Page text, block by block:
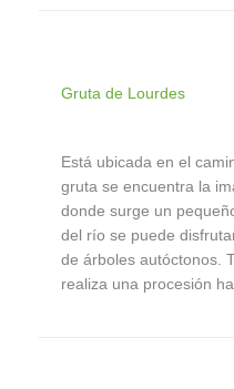
Gruta de Lourdes
Está ubicada en el
gruta se encuentra la
donde surge un
del río se puede
de árboles autóctonos.
realiza una procesión